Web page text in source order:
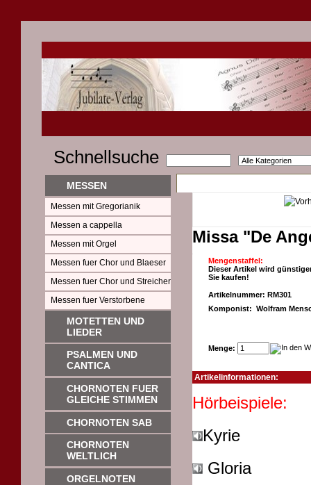
Schnellsuche
MESSEN
Messen mit Gregorianik
Messen a cappella
Messen mit Orgel
Messen fuer Chor und Blaeser
Messen fuer Chor und Streicher
Messen fuer Verstorbene
MOTETTEN UND
LIEDER
PSALMEN UND
CANTICA
CHORNOTEN FUER
GLEICHE STIMMEN
CHORNOTEN SAB
CHORNOTEN
WELTLICH
ORGELNOTEN
Missa "De
Mengenstaffel:
Dieser Artikel wird
Sie kaufen!
Artikelnummer: RM301
Komponist: Wolfram
Menge:
Artikelinformationen:
Kyrie
Gloria